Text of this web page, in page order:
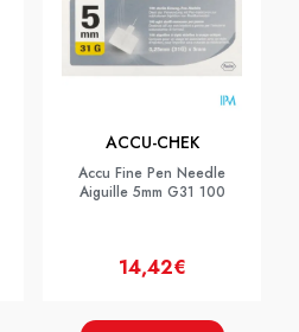
ACCU-CHEK
Accu Fine Pen Needle
Aiguille 5mm G31 100
14,42€